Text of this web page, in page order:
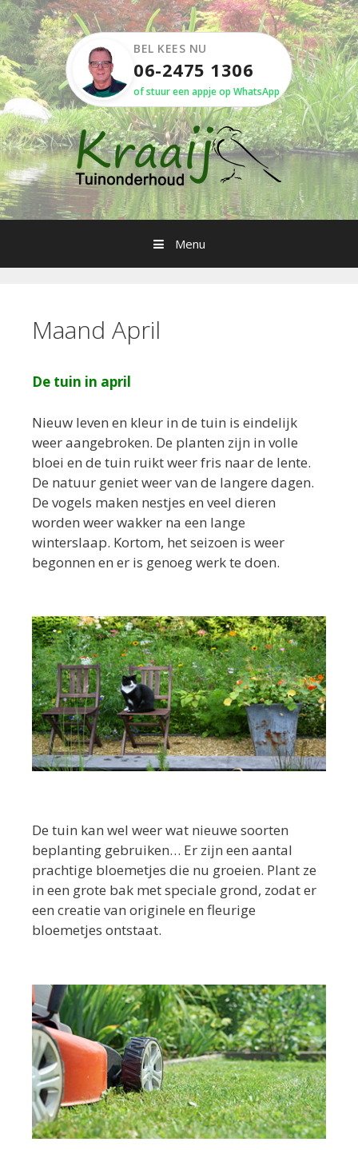
Spring
naar
inhoud
BEL KEES NU
06-2475 1306
of stuur een appje op WhatsApp
Menu
Maand April
De tuin in april
Nieuw leven en kleur in de tuin is eindelijk
weer aangebroken. De planten zijn in volle
bloei en de tuin ruikt weer fris naar de lente.
De natuur geniet weer van de langere dagen.
De vogels maken nestjes en veel dieren
worden weer wakker na een lange
winterslaap. Kortom, het seizoen is weer
begonnen en er is genoeg werk te doen.
De tuin kan wel weer wat nieuwe soorten
beplanting gebruiken… Er zijn een aantal
prachtige bloemetjes die nu groeien. Plant ze
in een grote bak met speciale grond, zodat er
een creatie van originele en fleurige
bloemetjes ontstaat.